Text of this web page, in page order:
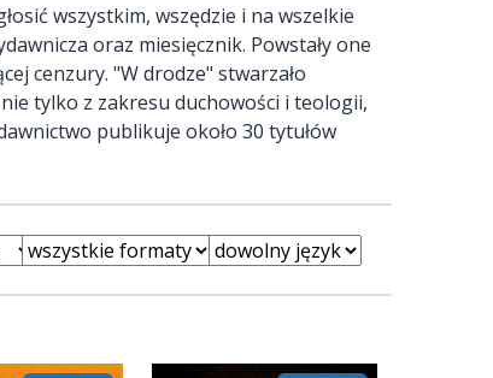
wszystkim, wszędzie i na wszelkie
oraz miesięcznik. Powstały one
cenzury. "W drodze" stwarzało
tylko z zakresu duchowości i teologii,
publikuje około 30 tytułów